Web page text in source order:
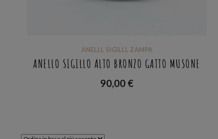
ANELLI, SIGILLI, ZAMPA
ANELLO SIGILLO ALTO BRONZO GATTO MUSONE
90,00 €